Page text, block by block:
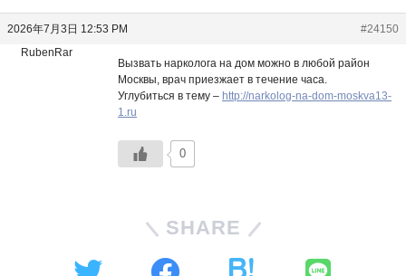
2026年7月3日 12:53 PM
#24150
RubenRar
Вызвать нарколога на дом можно в любой район
Москвы, врач приезжает в течение часа.
Углубиться в тему – http://narkolog-na-dom-moskva13-
1.ru
0
SHARE